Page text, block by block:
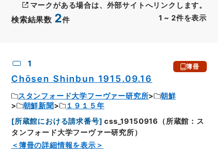
検索結果数 2件 1 ~ 2件を表示
マークがある場合は、外部サイトへリンクします。
1 簿冊
Chōsen Shinbun 1915.09.16
スタンフォード大学フーヴァー研究所
朝鮮
朝鮮新聞
１９１５年
[所蔵館における請求番号] css_19150916（所蔵館：ス
タンフォード大学フーヴァー研究所）
＜簿冊の詳細情報を表示＞